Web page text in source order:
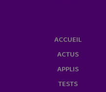
ACCUEIL
ACTUS
APPLIS
TESTS